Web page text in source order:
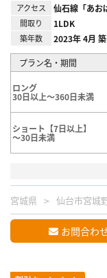
アクセス 仙石線「あお
間取り 1LDK
築年数 2023年 4月 築
プラン名・期間
ロング
30日以上～360日未満
ショート【7日以上】
～30日未満
宮城県 仙台市宮城
お問合わ